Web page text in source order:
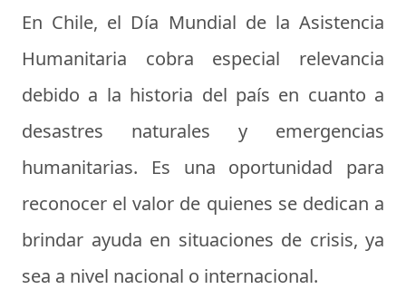
En Chile, el Día Mundial de la Asistencia
Humanitaria cobra especial relevancia
debido a la historia del país en cuanto a
desastres naturales y emergencias
humanitarias. Es una oportunidad para
reconocer el valor de quienes se dedican a
brindar ayuda en situaciones de crisis, ya
sea a nivel nacional o internacional.